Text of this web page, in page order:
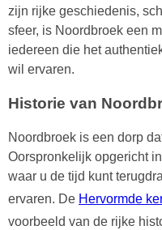
zijn rijke geschiedenis,
sfeer, is Noordbroek een
iedereen die het
wil ervaren.
Historie van
Noordbroek is een dorp
Oorspronkelijk opgericht
waar u de tijd kunt
ervaren. De Hervormde
voorbeeld van de rijke